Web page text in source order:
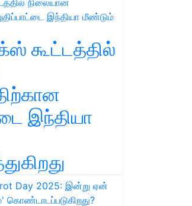
கூட்டத்தில்
இந்தியா